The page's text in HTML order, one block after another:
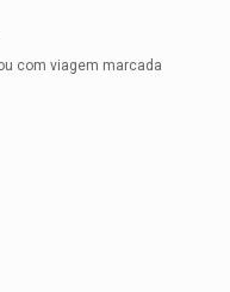
com viagem marcada